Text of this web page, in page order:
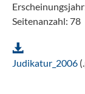
Seitenanzahl: 78
Judikatur_2006